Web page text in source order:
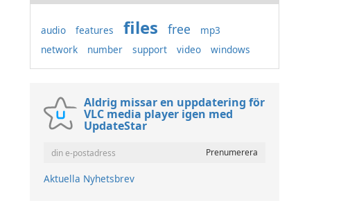
audio features files free
mp3
network
number support video windows
Aldrig missar en uppdatering för
VLC media player igen med
UpdateStar
Aktuella Nyhetsbrev